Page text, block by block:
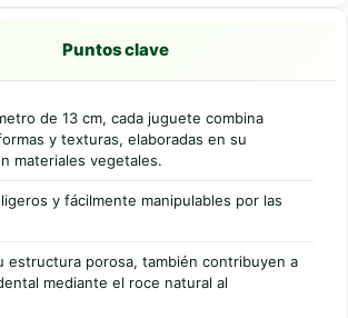
Puntos clave
de 13 cm, cada juguete combina
y texturas, elaboradas en su
materiales vegetales.
y fácilmente manipulables por las
estructura porosa, también contribuyen a
mediante el roce natural al